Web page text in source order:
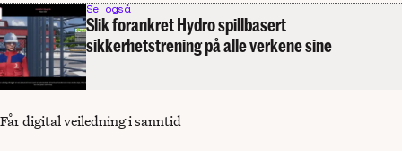
Se også
Slik forankret Hydro spillbasert
sikkerhetstrening på alle verkene sine
Får digital veiledning i sanntid